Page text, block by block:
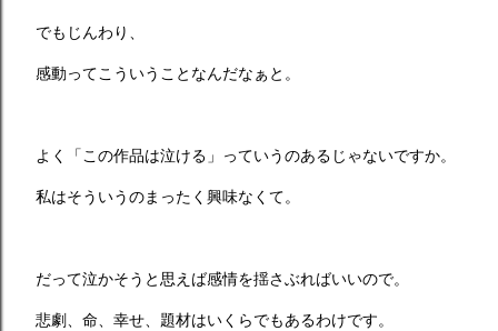
でもじんわり、
感動ってこういうことなんだなぁと。
よく「この作品は泣ける」っていうのあるじゃないですか。
私はそういうのまったく興味なくて。
だって泣かそうと思えば感情を揺さぶればいいので。
悲劇、命、幸せ、題材はいくらでもあるわけです。